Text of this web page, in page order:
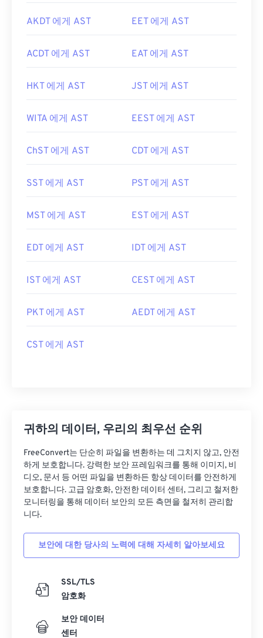
AKDT 에게 AST EET 에게 AST
ACDT 에게 AST EAT 에게 AST
HKT 에게 AST JST 에게 AST
WITA 에게 AST EEST 에게 AST
ChST 에게 AST CDT 에게 AST
SST 에게 AST PST 에게 AST
MST 에게 AST EST 에게 AST
EDT 에게 AST IDT 에게 AST
IST 에게 AST CEST 에게 AST
PKT 에게 AST AEDT 에게 AST
CST 에게 AST
귀하의 데이터, 우리의 최우선 순위
FreeConvert는 단순히 파일을 변환하는 데 그치지 않고, 안전
하게 보호합니다. 강력한 보안 프레임워크를 통해 이미지, 비
디오, 문서 등 어떤 파일을 변환하든 항상 데이터를 안전하게
보호합니다. 고급 암호화, 안전한 데이터 센터, 그리고 철저한
모니터링을 통해 데이터 보안의 모든 측면을 철저히 관리합
니다.
보안에 대한 당사의 노력에 대해 자세히 알아보세요
SSL/TLS
암호화
보안 데이터
센터